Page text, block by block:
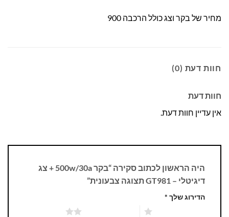
מחיר של בקר וצג כולל הרכבה 900
חוות דעת (0)
חוות דעת
אין עדיין חוות דעת.
היה הראשון לכתוב סקירה “בקר 500w/30a + צג
דיגיטלי – GT981 תצוגה צבעונית”
הדירוג שלך *